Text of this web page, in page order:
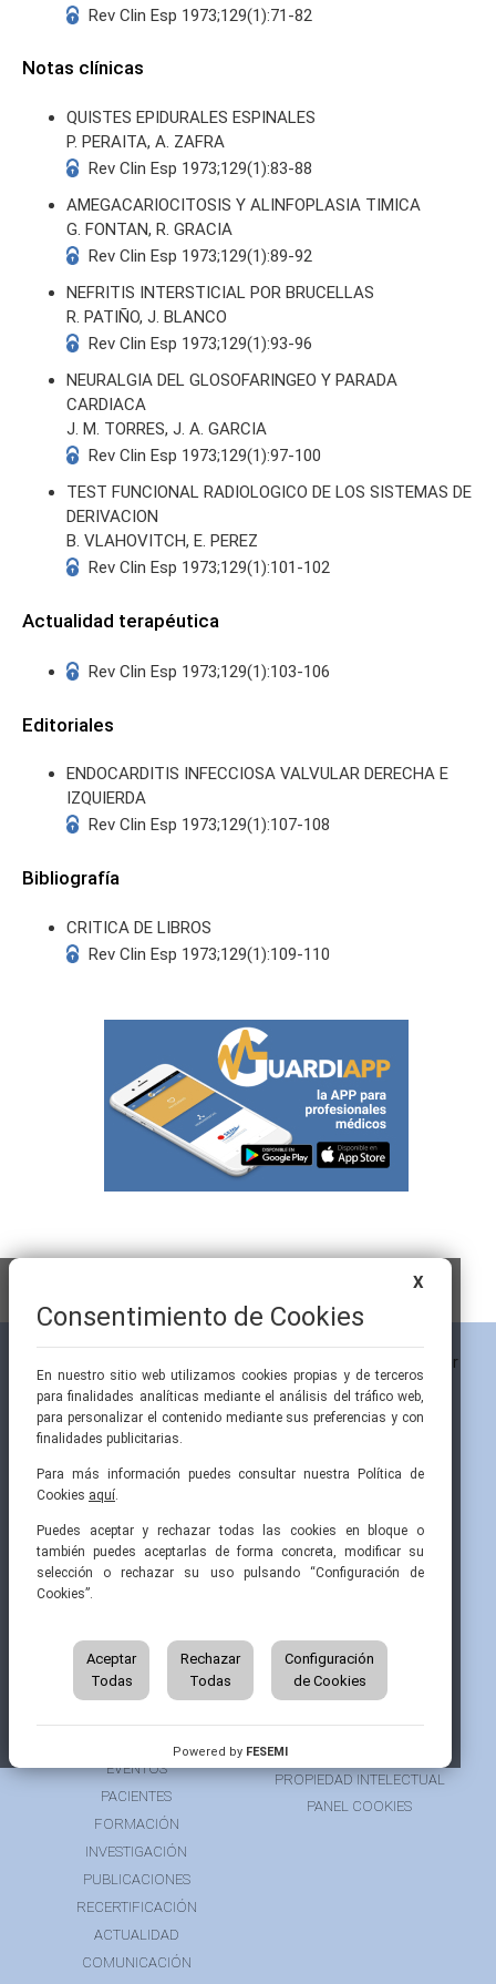
Rev Clin Esp 1973;129(1):71-82
Notas clínicas
QUISTES EPIDURALES ESPINALES
P. PERAITA, A. ZAFRA
Rev Clin Esp 1973;129(1):83-88
AMEGACARIOCITOSIS Y ALINFOPLASIA TIMICA
G. FONTAN, R. GRACIA
Rev Clin Esp 1973;129(1):89-92
NEFRITIS INTERSTICIAL POR BRUCELLAS
R. PATIÑO, J. BLANCO
Rev Clin Esp 1973;129(1):93-96
NEURALGIA DEL GLOSOFARINGEO Y PARADA
CARDIACA
J. M. TORRES, J. A. GARCIA
Rev Clin Esp 1973;129(1):97-100
TEST FUNCIONAL RADIOLOGICO DE LOS SISTEMAS DE
DERIVACION
B. VLAHOVITCH, E. PEREZ
Rev Clin Esp 1973;129(1):101-102
Actualidad terapéutica
Rev Clin Esp 1973;129(1):103-106
Editoriales
ENDOCARDITIS INFECCIOSA VALVULAR DERECHA E
IZQUIERDA
Rev Clin Esp 1973;129(1):107-108
Bibliografía
CRITICA DE LIBROS
Rev Clin Esp 1973;129(1):109-110
Pintor Ribera, 3
28016 Madrid
91 519 70 80
91 519 70 81
semi@fesemi.org
femi@fesemi.org
ÁREA DE SOCIO
GRUPOS DE TRABAJO
EVENTOS
PACIENTES
FORMACIÓN
INVESTIGACIÓN
PUBLICACIONES
RECERTIFICACIÓN
ACTUALIDAD
COMUNICACIÓN
AVISO LEGAL
AVISO PARA PACIENTES
FINANCIACIÓN
POLÍTICA DE COOKIES
PROPIEDAD INTELECTUAL
PANEL COOKIES
X
Consentimiento de Cookies
En nuestro sitio web utilizamos cookies propias y de terceros
para finalidades analíticas mediante el análisis del tráfico web,
para personalizar el contenido mediante sus preferencias y con
finalidades publicitarias.
Para más información puedes consultar nuestra Política de
Cookies aquí
Puedes aceptar y rechazar todas las cookies en bloque o
también puedes aceptarlas de forma concreta, modificar su
selección o rechazar su uso pulsando “Configuración de
Cookies”.
Aceptar
Todas
Rechazar
Todas
Configuración
de Cookies
Powered by FESEMI